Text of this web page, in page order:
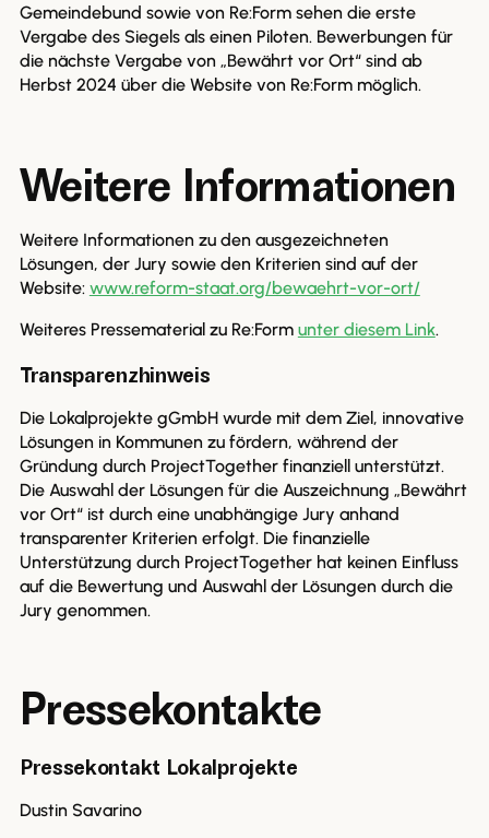
Gemeindebund sowie von Re:Form sehen die erste
Vergabe des Siegels als einen Piloten. Bewerbungen für
die nächste Vergabe von „Bewährt vor Ort“ sind ab
Herbst 2024 über die Website von Re:Form möglich.
Weitere Informationen
Weitere Informationen zu den ausgezeichneten
Lösungen, der Jury sowie den Kriterien sind auf der
Website: www.reform-staat.org/bewaehrt-vor-ort/
Weiteres Pressematerial zu Re:Form unter diesem Link.
Transparenzhinweis
Die Lokalprojekte gGmbH wurde mit dem Ziel, innovative
Lösungen in Kommunen zu fördern, während der
Gründung durch ProjectTogether finanziell unterstützt.
Die Auswahl der Lösungen für die Auszeichnung „Bewährt
vor Ort“ ist durch eine unabhängige Jury anhand
transparenter Kriterien erfolgt. Die finanzielle
Unterstützung durch ProjectTogether hat keinen Einfluss
auf die Bewertung und Auswahl der Lösungen durch die
Jury genommen.
Pressekontakte
Pressekontakt Lokalprojekte
Dustin Savarino